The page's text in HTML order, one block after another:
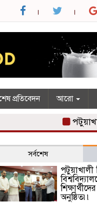
প্রতিবেদন আরো
পটুয়াখালী
সর্বশেষ
পটুয়াখালী
অনুষ্ঠিত৷৷